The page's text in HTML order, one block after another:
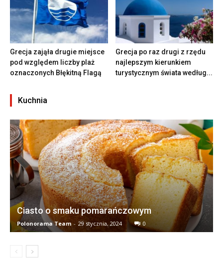
Grecja zająła drugie miejsce
pod względem liczby plaż
oznaczonych Błękitną Flagą
Grecja po raz drugi z rzędu
najlepszym kierunkiem
turystycznym świata według...
Kuchnia
Ciasto o smaku pomarańczowym
Polonorama Team - 29 stycznia, 2024 0